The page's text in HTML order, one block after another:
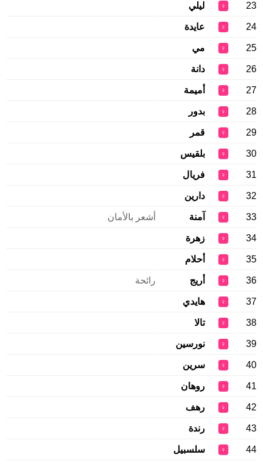
23
♀ ليلي
24
♀ عايدة
25
♀ مي
26
♀ دانة
27
♀ أميمة
28
♀ بدور
29
♀ قمر
30
♀ بلقيس
31
♀ فريال
32
♀ دارين
33
♀ آمنة أشعر بالأمان
34
♀ زهرة
35
♀ أحلام
36
♀ أريج رائحة
37
♀ هايدي
38
♀ تالا
39
♀ نورسين
40
♀ سرين
41
♀ روهان
42
♀ رهف
43
♀ رندة
44
♀ سلسبيل